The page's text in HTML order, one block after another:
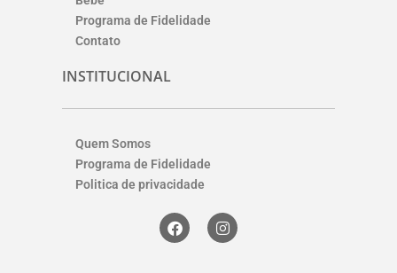
Programa de Fidelidade
Contato
INSTITUCIONAL
Quem Somos
Programa de Fidelidade
Politica de privacidade